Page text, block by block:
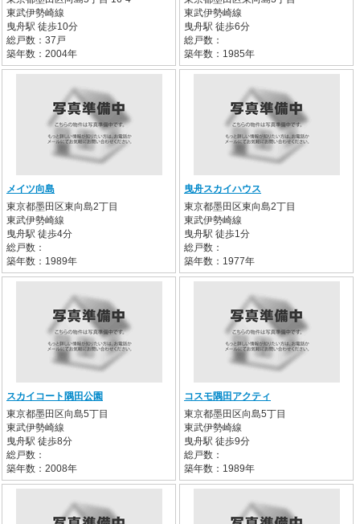
東武伊勢崎線
曳舟駅 徒歩10分
総戸数：37戸
築年数：2004年
東武伊勢崎線
曳舟駅 徒歩6分
総戸数：
築年数：1985年
メイツ向島
東京都墨田区東向島2丁目
東武伊勢崎線
曳舟駅 徒歩4分
総戸数：
築年数：1989年
曳舟スカイハウス
東京都墨田区東向島2丁目
東武伊勢崎線
曳舟駅 徒歩1分
総戸数：
築年数：1977年
スカイコート隅田公園
東京都墨田区向島5丁目
東武伊勢崎線
曳舟駅 徒歩8分
総戸数：
築年数：2008年
コスモ隅田アクティ
東京都墨田区向島5丁目
東武伊勢崎線
曳舟駅 徒歩9分
総戸数：
築年数：1989年